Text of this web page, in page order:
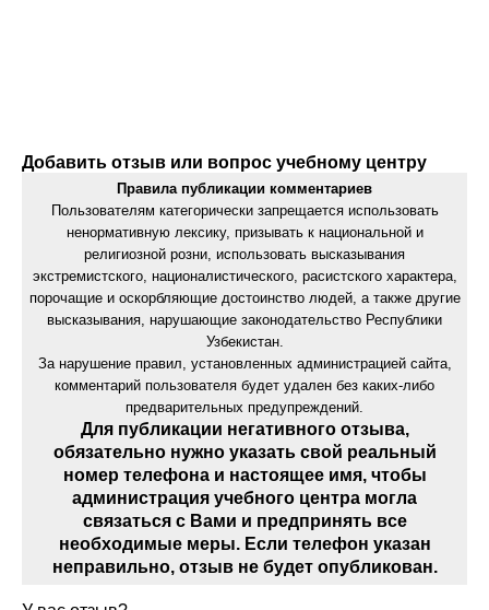
Добавить отзыв или вопрос учебному центру
Правила публикации комментариев
Пользователям категорически запрещается использовать
ненормативную лексику, призывать к национальной и
религиозной розни, использовать высказывания
экстремистского, националистического, расистского характера,
порочащие и оскорбляющие достоинство людей, а также другие
высказывания, нарушающие законодательство Республики
Узбекистан.
За нарушение правил, установленных администрацией сайта,
комментарий пользователя будет удален без каких-либо
предварительных предупреждений.
Для публикации негативного отзыва,
обязательно нужно указать свой реальный
номер телефона и настоящее имя, чтобы
администрация учебного центра могла
связаться с Вами и предпринять все
необходимые меры. Если телефон указан
неправильно, отзыв не будет опубликован.